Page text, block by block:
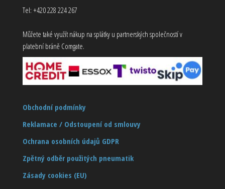
Tel: +420 228 224 267
Můžete také využít nákup na splátky u partnerských společností v
platební bráně Comgate.
Obchodní podmínky
Reklamace / Odstoupení od smlouvy
Ochrana osobních údajů GDPR
Zpětný odběr použitých pneumatik
Zásady cookies (EU)